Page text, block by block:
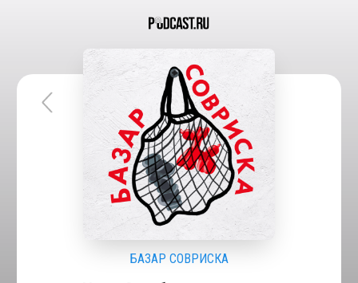
БАЗАР СОВРИСКА